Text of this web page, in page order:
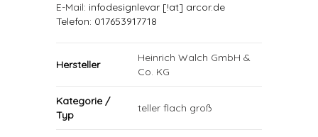
E-Mail: infodesignlevar [!at] arcor.de
Telefon: 017653917718
Hersteller
Heinrich Walch GmbH &
Co. KG
Kategorie /
Typ
teller flach groß